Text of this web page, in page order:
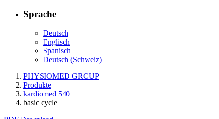
Sprache
Deutsch
Englisch
Spanisch
Deutsch (Schweiz)
PHYSIOMED GROUP
Produkte
kardiomed 540
basic cycle